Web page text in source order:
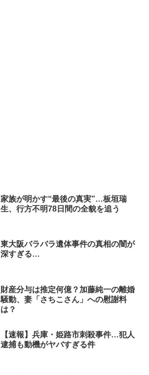
家族が明かす“最後の真実”…板垣瑞
生、行方不明78日間の全貌を追う
東大阪バラバラ遺体事件の真相の闇が
深すぎる…
財産分与は推定何億？加藤純一の離婚
騒動、妻「さちこさん」への慰謝料
は？
【速報】兵庫・姫路市刺殺事件…犯人
逮捕も動機がヤバすぎる件